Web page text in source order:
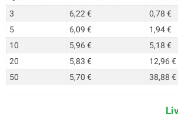
3
6,22 €
0,78 €
5
6,09 €
1,94 €
10
5,96 €
5,18 €
20
5,83 €
12,96 €
50
5,70 € 38,88 €